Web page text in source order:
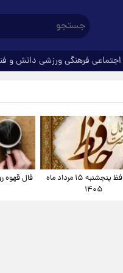
اجتماعی فرهنگیورزشی دانش و
فال حافظ پنجشنبه ۱۵ مرداد ماه
۱۴۰۵